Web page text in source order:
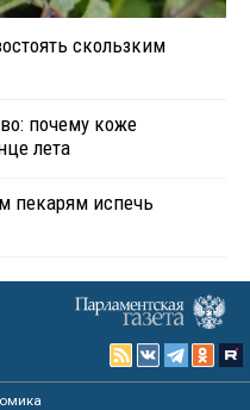
скользким
почему коже
лета
пекарям испечь